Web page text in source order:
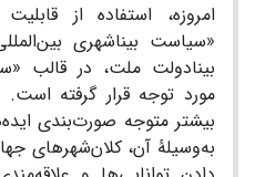
امروزه، استفاده از
«سیاست بینا‌شهری
بینا‌دولت ملت، در قالب
مورد توجه قرار گرفته
بیشتر متوجه صورت‌بندی
به‌وسیلۀ آن، کلان‌شهرهای